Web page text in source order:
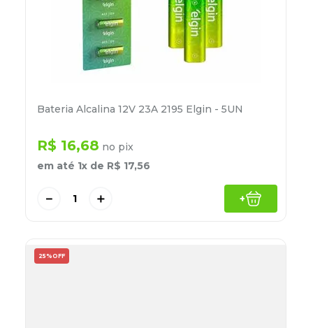
Bateria Alcalina 12V 23A 2195 Elgin - 5UN
R$ 16,68 no pix
em até 1x de R$ 17,56
＋
－ +
25% OFF